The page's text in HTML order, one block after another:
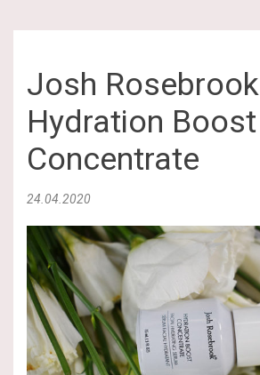
Josh Rosebrook
Hydration Boost
Concentrate
24.04.2020